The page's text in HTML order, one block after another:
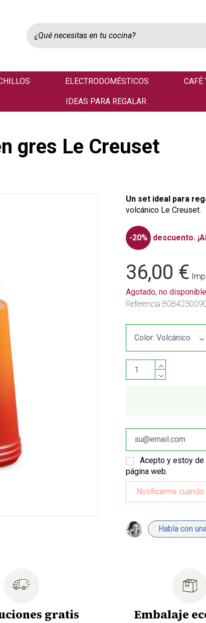
ELECTRODOMÉSTICOS CAFÉ
IDEAS PARA REGALAR
gres Le Creuset
Un set ideal para
volcánico Le Creuset.
-20% descuento.
36,00 €
Agotado, no
Referencia
Acepto y estoy
página web.
Habla con
gratis Embalaje